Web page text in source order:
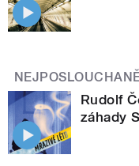
Rudolf
záhady